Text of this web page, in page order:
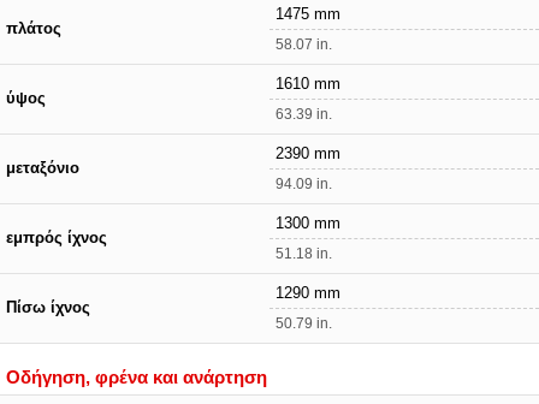
πλάτος
1475 mm
58.07 in.
ύψος
1610 mm
63.39 in.
μεταξόνιο
2390 mm
94.09 in.
εμπρός ίχνος
1300 mm
51.18 in.
Πίσω ίχνος
1290 mm
50.79 in.
Οδήγηση, φρένα και ανάρτηση